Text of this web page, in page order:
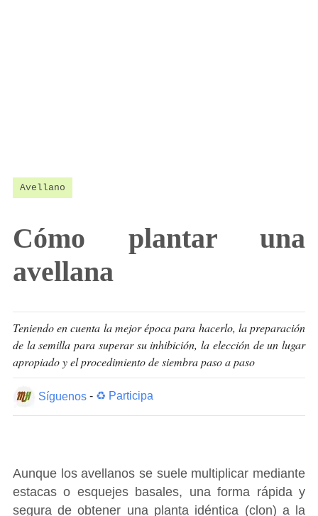
Avellano
Cómo plantar una
avellana
Teniendo en cuenta la mejor época para hacerlo, la preparación
de la semilla para superar su inhibición, la elección de un lugar
apropiado y el procedimiento de siembra paso a paso
Síguenos- ♻ Participa
Aunque los avellanos se suele multiplicar mediante
estacas o esquejes basales, una forma rápida y
segura de obtener una planta idéntica (clon) a la